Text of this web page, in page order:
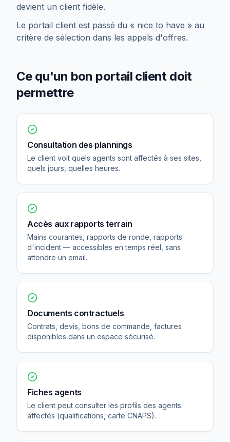
devient un client fidèle.
Le portail client est passé du « nice to have » au
critère de sélection dans les appels d'offres.
Ce qu'un bon portail client doit
permettre
Consultation des plannings
Le client voit quels agents sont affectés à ses sites,
quels jours, quelles heures.
Accès aux rapports terrain
Mains courantes, rapports de ronde, rapports
d'incident — accessibles en temps réel, sans
attendre un email.
Documents contractuels
Contrats, devis, bons de commande, factures
disponibles dans un espace sécurisé.
Fiches agents
Le client peut consulter les profils des agents
affectés (qualifications, carte CNAPS).